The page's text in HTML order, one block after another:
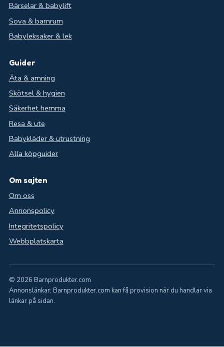
Bärselar & babylift
Sova & barnrum
Babyleksaker & lek
Guider
Äta & amning
Skötsel & hygien
Säkerhet hemma
Resa & ute
Babykläder & utrustning
Alla köpguider
Om sajten
Om oss
Annonspolicy
Integritetspolicy
Webbplatskarta
© 2026 Barnprodukter.com
Annonslänkar: Barnprodukter.com kan få provision när du handlar via
länkar på sidan.